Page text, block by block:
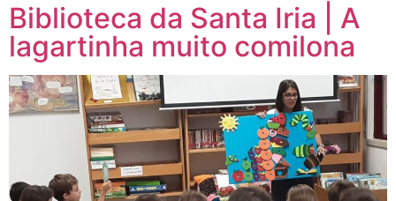
Biblioteca da Santa Iria | A
lagartinha muito comilona